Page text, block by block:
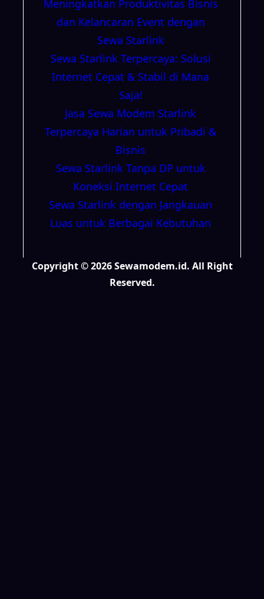
Meningkatkan Produktivitas Bisnis
dan Kelancaran Event dengan
Sewa Starlink
Sewa Starlink Terpercaya: Solusi
Internet Cepat & Stabil di Mana
Saja!
Jasa Sewa Modem Starlink
Terpercaya Harian untuk Pribadi &
Bisnis
Sewa Starlink Tanpa DP untuk
Koneksi Internet Cepat
Sewa Starlink dengan Jangkauan
Luas untuk Berbagai Kebutuhan
Copyright © 2026 Sewamodem.id. All Right
Reserved.